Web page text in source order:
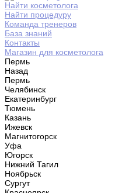
Найти косметолога
Найти процедуру
Команда тренеров
База знаний
Контакты
Магазин для косметолога
Пермь
Назад
Пермь
Челябинск
Екатеринбург
Тюмень
Казань
Ижевск
Магнитогорск
Уфа
Югорск
Нижний Тагил
Ноябрьск
Сургут